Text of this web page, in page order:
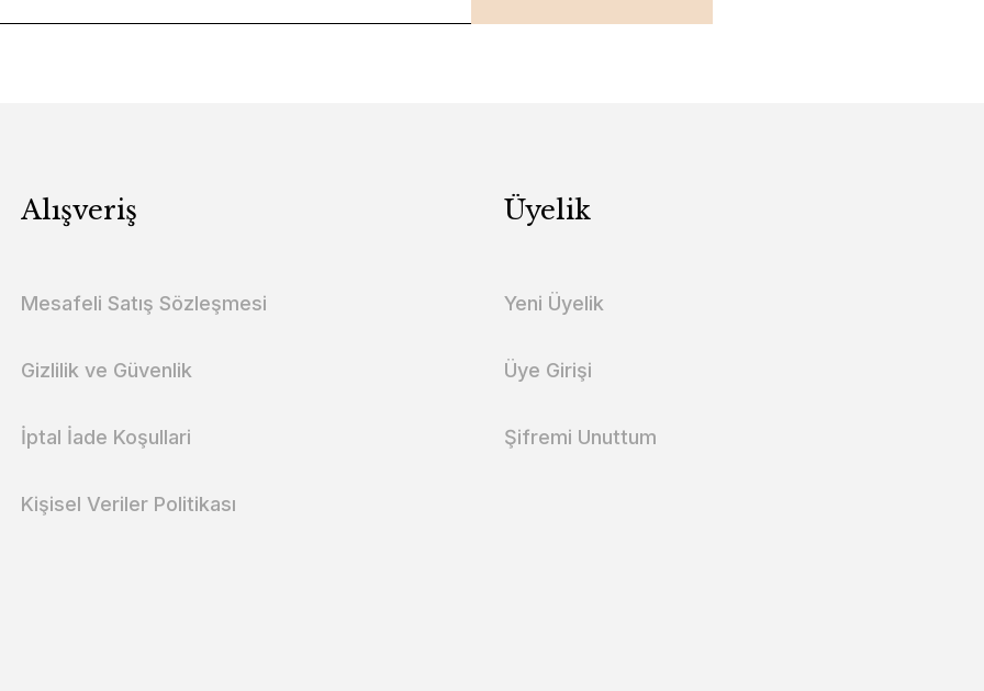
Alışveriş
Mesafeli Satış Sözleşmesi
Gizlilik ve Güvenlik
İptal İade Koşullari
Kişisel Veriler Politikası
Üyelik
Yeni Üyelik
Üye Girişi
Şifremi Unuttum